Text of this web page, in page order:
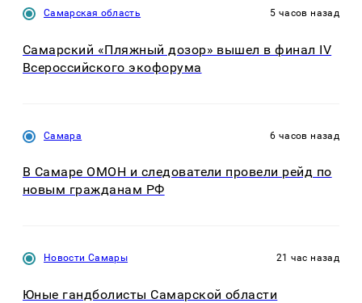
Самарская область 5 часов назад
Самарский «Пляжный дозор» вышел в финал IV
Всероссийского экофорума
Самара 6 часов назад
В Самаре ОМОН и следователи провели рейд по
новым гражданам РФ
Новости Самары 21 час назад
Юные гандболисты Самарской области